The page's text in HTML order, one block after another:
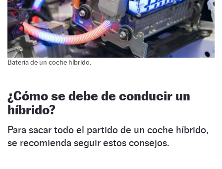
Batería de un coche híbrido.
¿Cómo se debe de conducir un
híbrido?
Para sacar todo el partido de un coche híbrido,
se recomienda seguir estos consejos.